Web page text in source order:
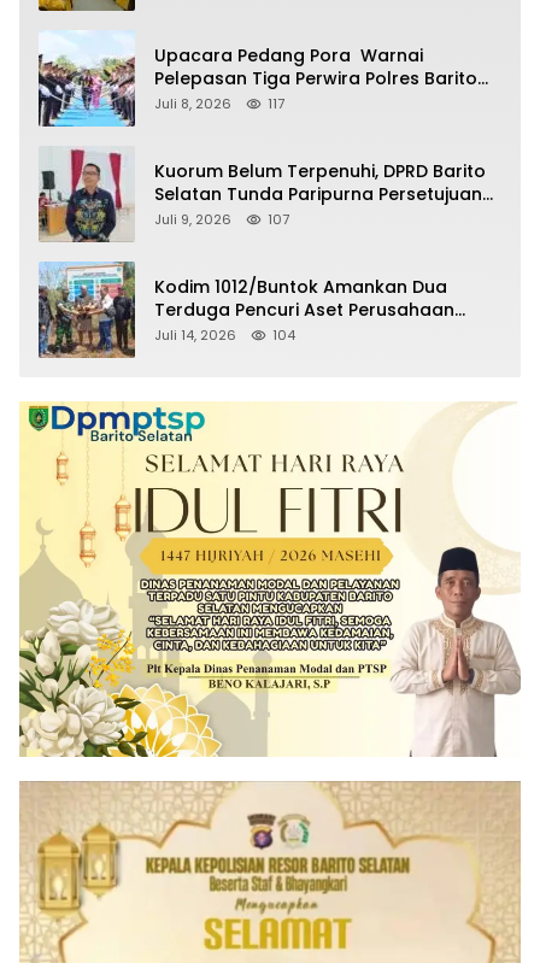
Upacara Pedang Pora Warnai
Pelepasan Tiga Perwira Polres Barito
Selatan Masuki Masa Pensiun
Juli 8, 2026 117
Kuorum Belum Terpenuhi, DPRD Barito
Selatan Tunda Paripurna Persetujuan
Raperda Pertanggungjawaban APBD
Juli 9, 2026 107
Kodim 1012/Buntok Amankan Dua
Terduga Pencuri Aset Perusahaan
Sitaan Satgas PKH, Satu Paket Diduga
Juli 14, 2026 104